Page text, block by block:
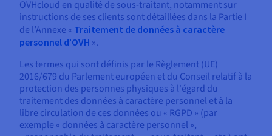
Tarifs
Documentation
Roadmap & Changelog
Observabilité
Roadmap & Changelog
Documentation
Roadmap & Changelog
OVHcloud en qualité de sous-traitant, notamment sur
instructions de ses clients sont détaillées dans la Partie I
de l’Annexe « Traitement de données à caractère
personnel d’OVH ».
Les termes qui sont définis par le Règlement (UE)
2016/679 du Parlement européen et du Conseil relatif à la
protection des personnes physiques à l'égard du
traitement des données à caractère personnel et à la
libre circulation de ces données ou « RGPD » (par
exemple « données à caractère personnel »,